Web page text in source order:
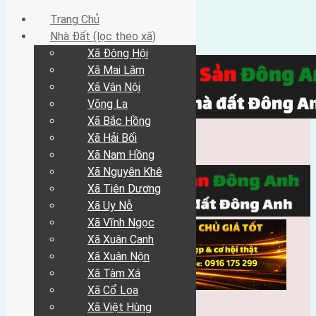
Trang Chủ
Trang Chủ
Nhà Đất (lọc theo xã)
Xã Đông Hội
Xã Mai Lâm
Xã Vân Nội
Võng La
Xã Bắc Hồng
Xã Hải Bối
Xã Nam Hồng
Xã Nguyên Khê
Xã Tiên Dương
Xã Uy Nỗ
Xã Vĩnh Ngọc
Xã Xuân Canh
Xã Xuân Nộn
Xã Tàm Xá
Xã Cổ Loa
Xã Việt Hùng